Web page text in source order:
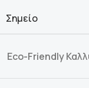
Σημείο
Eco-Friendly